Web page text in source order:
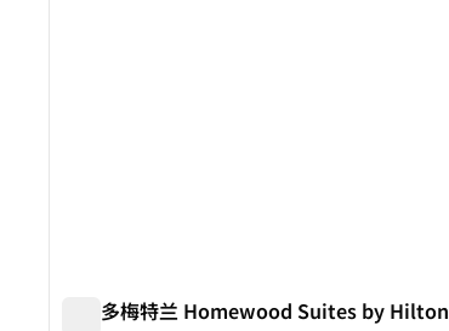
奥兰多梅特兰 Homewood Suites by Hilton